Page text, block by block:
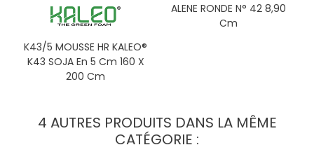
K43/5 MOUSSE HR KALEO®
K43 SOJA En 5 Cm 160 X
200 Cm
ALENE RONDE N° 42 8,90
Cm
4 AUTRES PRODUITS DANS LA MÊME
CATÉGORIE :